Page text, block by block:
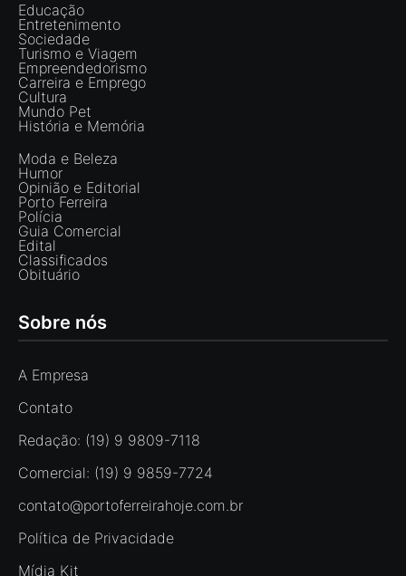
Educação
Entretenimento
Sociedade
Turismo e Viagem
Empreendedorismo
Carreira e Emprego
Cultura
Mundo Pet
História e Memória
Moda e Beleza
Humor
Opinião e Editorial
Porto Ferreira
Polícia
Guia Comercial
Edital
Classificados
Obituário
Sobre nós
A Empresa
Contato
Redação: (19) 9 9809-7118
Comercial: (19) 9 9859-7724
contato@portoferreirahoje.com.br
Política de Privacidade
Mídia Kit